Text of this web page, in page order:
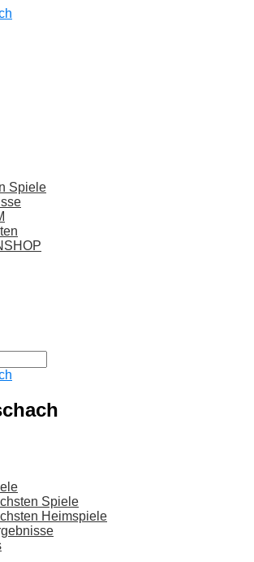
Spiele
Spiele
Heimspiele